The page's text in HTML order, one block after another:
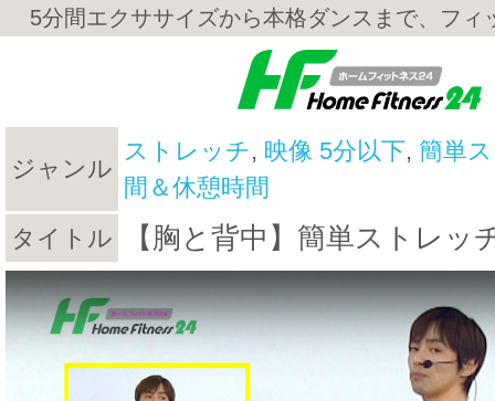
5分間エクササイズから本格ダンスまで、フィ
ジャンル
ストレッチ, 映像 5分以下, 簡単
間＆休憩時間
タイトル
【胸と背中】簡単ストレッ